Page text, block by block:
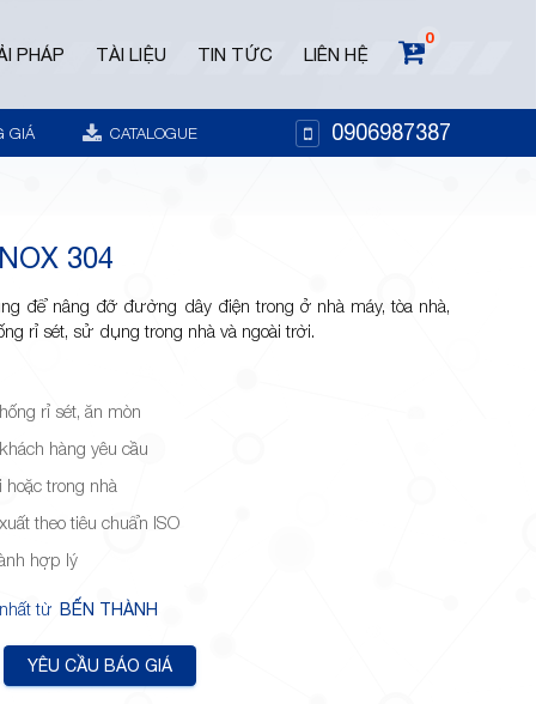
PHÁP TÀI LIỆU TIN TỨC LIÊN HỆ
0
GIÁ CATALOGUE 0906987387
304
để nâng đỡ đường dây điện trong ở nhà máy, tòa nhà,
rỉ sét, sử dụng trong nhà và ngoài trời.
rỉ sét, ăn mòn
hàng yêu cầu
trong nhà
theo tiêu chuẩn ISO
hợp lý
từ BẾN THÀNH
YÊU CẦU BÁO GIÁ